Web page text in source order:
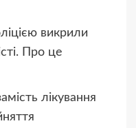
викрили
Про це
лікування